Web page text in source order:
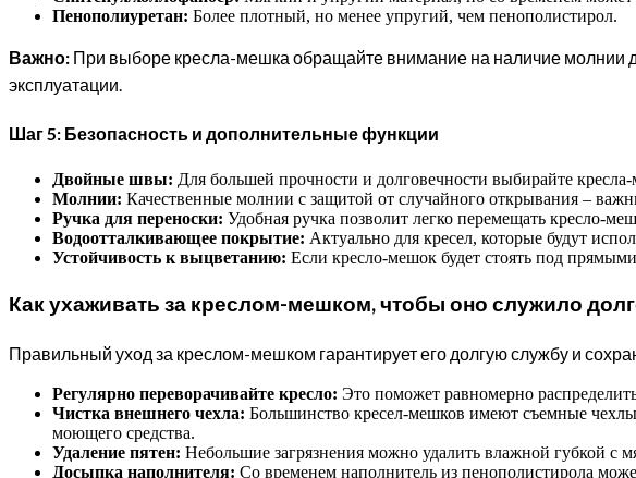
Пенополиуретан: Более плотный, но менее упругий, чем пенополистирол.
Важно: При выборе кресла-мешка обращайте внимание на наличие молнии
эксплуатации.
Шаг 5: Безопасность и дополнительные функции
Двойные швы: Для большей прочности и долговечности выбирайте
Молнии: Качественные молнии с защитой от случайного открывания –
Ручка для переноски: Удобная ручка позволит легко перемещать кресло-
Водоотталкивающее покрытие: Актуально для кресел, которые будут
Устойчивость к выцветанию: Если кресло-мешок будет стоять под
Как ухаживать за креслом-мешком, чтобы оно служило
Правильный уход за креслом-мешком гарантирует его долгую службу и
Регулярно переворачивайте кресло: Это поможет равномерно
Чистка внешнего чехла: Большинство кресел-мешков имеют съемные
моющего средства.
Удаление пятен: Небольшие загрязнения можно удалить влажной губкой с
Досыпка наполнителя: Со временем наполнитель из пенополистирола